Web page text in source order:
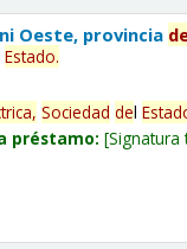
Oeste, provincia
Estado.
Sociedad del
préstamo: